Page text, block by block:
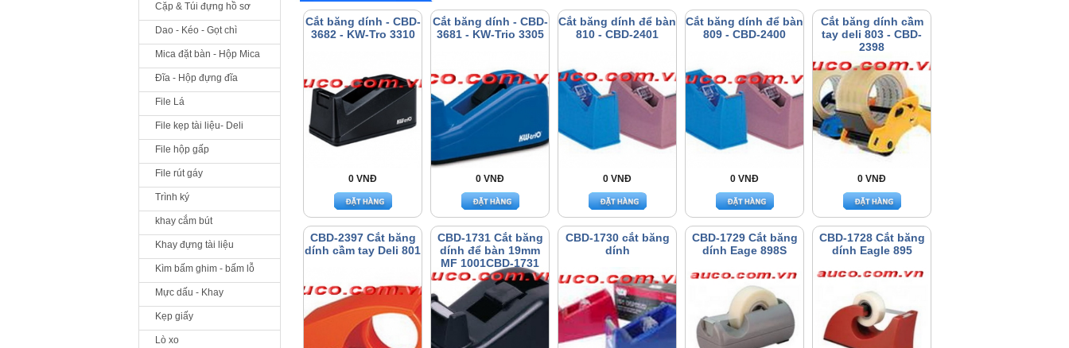
Cặp & Túi đựng hồ sơ
Dao - Kéo - Gọt chì
Mica đặt bàn - Hộp Mica
Đĩa - Hộp đựng đĩa
File Lá
File kẹp tài liệu- Deli
File hộp gấp
File rút gáy
Trình ký
khay cắm bút
Khay đựng tài liệu
Kìm bấm ghim - bấm lỗ
Mực dấu - Khay
Kẹp giấy
Lò xo
Cắt băng dính - CBD-
3682 - KW-Tro 3310
0 VNĐ
Cắt băng dính - CBD-
3681 - KW-Trio 3305
0 VNĐ
Cắt băng dính để bàn
810 - CBD-2401
0 VNĐ
Cắt băng dính để bàn
809 - CBD-2400
0 VNĐ
Cắt băng dính cầm
tay deli 803 - CBD-
2398
0 VNĐ
CBD-2397 Cắt băng
dính cầm tay Deli 801
CBD-1731 Cắt băng
dính để bàn 19mm
MF 1001CBD-1731
Cắt băng dính để bàn
19mm MF 1001
CBD-1730 cắt băng
dính
CBD-1729 Cắt băng
dính Eage 898S
CBD-1728 Cắt băng
dính Eagle 895